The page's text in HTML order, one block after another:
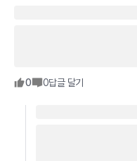
0 0답글 달기